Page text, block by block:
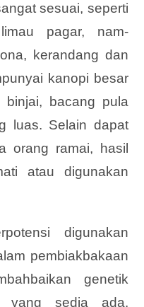
sesuai, seperti
pagar, nam-
kerandang dan
kanopi besar
binjai, bacang pula
luas. Selain dapat
orang ramai, hasil
atau digunakan
digunakan
pembiakbakaan
genetik
yang sedia ada.